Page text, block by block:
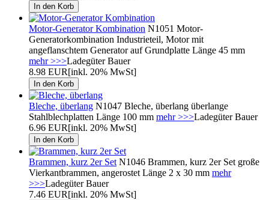
Motor-Generator Kombination N1051 Motor-
Generatorkombination Industrieteil, Motor mit
angeflanschtem Generator auf Grundplatte Länge 45 mm
mehr >>>Ladegüter Bauer
8.98 EUR[inkl. 20% MwSt]
Bleche, überlang N1047 Bleche, überlang überlange
Stahlblechplatten Länge 100 mm mehr >>>Ladegüter Bauer
6.96 EUR[inkl. 20% MwSt]
Brammen, kurz 2er Set N1046 Brammen, kurz 2er Set große
Vierkantbrammen, angerostet Länge 2 x 30 mm mehr
>>>Ladegüter Bauer
7.46 EUR[inkl. 20% MwSt]